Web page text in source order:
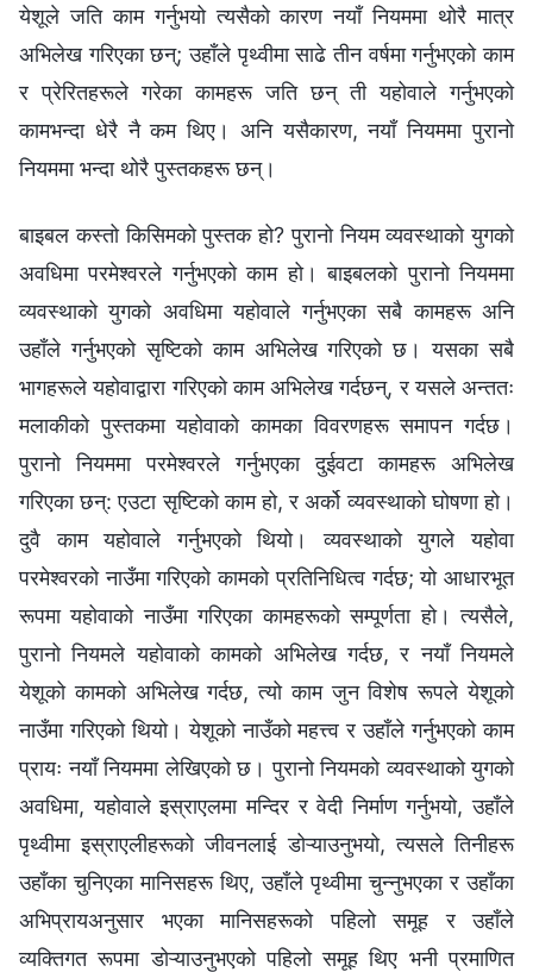
येशूले जति काम गर्नुभयो त्यसैको कारण नयाँ नियममा थोरै मात्र
अभिलेख गरिएका छन्; उहाँले पृथ्वीमा साढे तीन वर्षमा गर्नुभएको काम
र प्रेरितहरूले गरेका कामहरू जति छन् ती यहोवाले गर्नुभएको
कामभन्दा धेरै नै कम थिए। अनि यसैकारण, नयाँ नियममा पुरानो
नियममा भन्दा थोरै पुस्तकहरू छन्।
बाइबल कस्तो किसिमको पुस्तक हो? पुरानो नियम व्यवस्थाको युगको
अवधिमा परमेश्‍वरले गर्नुभएको काम हो। बाइबलको पुरानो नियममा
व्यवस्थाको युगको अवधिमा यहोवाले गर्नुभएका सबै कामहरू अनि
उहाँले गर्नुभएको सृष्टिको काम अभिलेख गरिएको छ। यसका सबै
भागहरूले यहोवाद्वारा गरिएको काम अभिलेख गर्दछन्, र यसले अन्ततः
मलाकीको पुस्तकमा यहोवाको कामका विवरणहरू समापन गर्दछ।
पुरानो नियममा परमेश्‍वरले गर्नुभएका दुईवटा कामहरू अभिलेख
गरिएका छन्: एउटा सृष्टिको काम हो, र अर्को व्यवस्थाको घोषणा हो।
दुवै काम यहोवाले गर्नुभएको थियो। व्यवस्थाको युगले यहोवा
परमेश्‍वरको नाउँमा गरिएको कामको प्रतिनिधित्व गर्दछ; यो आधारभूत
रूपमा यहोवाको नाउँमा गरिएका कामहरूको सम्पूर्णता हो। त्यसैले,
पुरानो नियमले यहोवाको कामको अभिलेख गर्दछ, र नयाँ नियमले
येशूको कामको अभिलेख गर्दछ, त्यो काम जुन विशेष रूपले येशूको
नाउँमा गरिएको थियो। येशूको नाउँको महत्त्व र उहाँले गर्नुभएको काम
प्रायः नयाँ नियममा लेखिएको छ। पुरानो नियमको व्यवस्थाको युगको
अवधिमा, यहोवाले इस्राएलमा मन्दिर र वेदी निर्माण गर्नुभयो, उहाँले
पृथ्वीमा इस्राएलीहरूको जीवनलाई डोऱ्याउनुभयो, त्यसले तिनीहरू
उहाँका चुनिएका मानिसहरू थिए, उहाँले पृथ्वीमा चुन्नुभएका र उहाँका
अभिप्रायअनुसार भएका मानिसहरूको पहिलो समूह र उहाँले
व्यक्तिगत रूपमा डोऱ्याउनुभएको पहिलो समूह थिए भनी प्रमाणित